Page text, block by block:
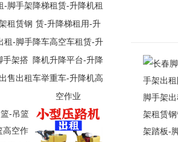
-脚手架
租赁钢
租-脚手
手架搭
售出租
降梯租赁-升降机租
赁-升降梯租用-升
降车高空车租赁-升
降机升降平台-升降
车举重车-升降机高
空作业